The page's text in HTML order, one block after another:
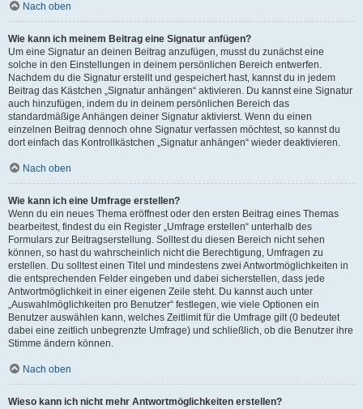
Nach oben
Wie kann ich meinem Beitrag eine Signatur anfügen?
Um eine Signatur an deinen Beitrag anzufügen, musst du zunächst eine
solche in den Einstellungen in deinem persönlichen Bereich entwerfen.
Nachdem du die Signatur erstellt und gespeichert hast, kannst du in jedem
Beitrag das Kästchen „Signatur anhängen“ aktivieren. Du kannst eine Signatur
auch hinzufügen, indem du in deinem persönlichen Bereich das
standardmäßige Anhängen deiner Signatur aktivierst. Wenn du einen
einzelnen Beitrag dennoch ohne Signatur verfassen möchtest, so kannst du
dort einfach das Kontrollkästchen „Signatur anhängen“ wieder deaktivieren.
Nach oben
Wie kann ich eine Umfrage erstellen?
Wenn du ein neues Thema eröffnest oder den ersten Beitrag eines Themas
bearbeitest, findest du ein Register „Umfrage erstellen“ unterhalb des
Formulars zur Beitragserstellung. Solltest du diesen Bereich nicht sehen
können, so hast du wahrscheinlich nicht die Berechtigung, Umfragen zu
erstellen. Du solltest einen Titel und mindestens zwei Antwortmöglichkeiten in
die entsprechenden Felder eingeben und dabei sicherstellen, dass jede
Antwortmöglichkeit in einer eigenen Zeile steht. Du kannst auch unter
„Auswahlmöglichkeiten pro Benutzer“ festlegen, wie viele Optionen ein
Benutzer auswählen kann, welches Zeitlimit für die Umfrage gilt (0 bedeutet
dabei eine zeitlich unbegrenzte Umfrage) und schließlich, ob die Benutzer ihre
Stimme ändern können.
Nach oben
Wieso kann ich nicht mehr Antwortmöglichkeiten erstellen?